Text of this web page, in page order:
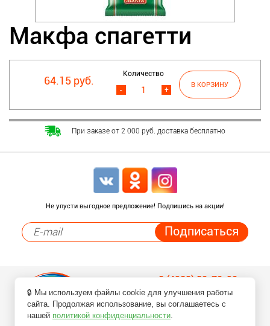
Макфа спагетти
64.15 руб.
Количество
+
-
При заказе от 2 000 руб. доставка бесплатно
Не упусти выгодное предложение! Подпишись на акции!
8 (4932) 50-70-90
Заказ товаров по телефонам
🔒 Мы используем файлы cookie для улучшения работы
сайта. Продолжая использование, вы соглашаетесь с
нашей политикой конфиденциальности.